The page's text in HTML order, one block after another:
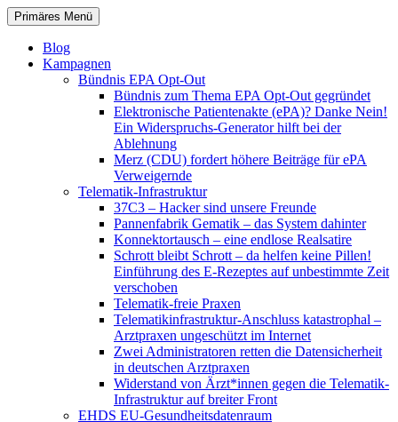
Zum
Inhalt
springen
patientenrechte-datenschutz.de
Suchen
Primäres Menü
Blog
Kampagnen
Bündnis EPA Opt-Out
Bündnis zum Thema EPA Opt-Out gegründet
Elektronische Patientenakte (ePA)? Danke Nein!
Ein Widerspruchs-Generator hilft bei der
Ablehnung
Merz (CDU) fordert höhere Beiträge für ePA
Verweigernde
Telematik-Infrastruktur
37C3 – Hacker sind unsere Freunde
Pannenfabrik Gematik – das System dahinter
Konnektortausch – eine endlose Realsatire
Schrott bleibt Schrott – da helfen keine Pillen!
Einführung des E-Rezeptes auf unbestimmte Zeit
verschoben
Telematik-freie Praxen
Telematikinfrastruktur-Anschluss katastrophal –
Arztpraxen ungeschützt im Internet
Zwei Administratoren retten die Datensicherheit
in deutschen Arztpraxen
Widerstand von Ärzt*innen gegen die Telematik-
Infrastruktur auf breiter Front
EHDS EU-Gesundheitsdatenraum